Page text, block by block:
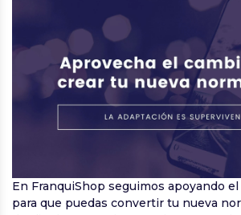
En FranquiShop seguimos apoyando
para que puedas convertir tu nueva